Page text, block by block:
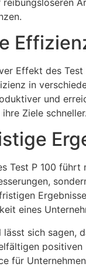
Effekt des Test
in
und
Ziele schneller.
Test P 100 führt
eines
lässt sich sagen,
positiven
für